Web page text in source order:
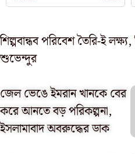
শিল্পবান্ধব পরিবেশ তৈরি-ই
শুভেন্দুর
জেল ভেঙে ইমরান খানকে বের
করে আনতে বড় পরিকল্পনা,
ইসলামাবাদ অবরুদ্ধের ডাক